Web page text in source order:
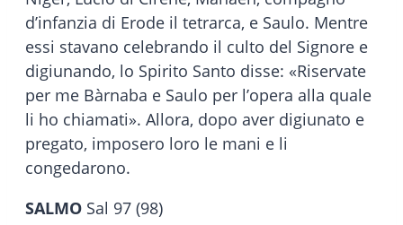
d’infanzia di Erode il tetrarca, e Saulo. Mentre
essi stavano celebrando il culto del Signore e
digiunando, lo Spirito Santo disse: «Riservate
per me Bàrnaba e Saulo per l’opera alla quale
li ho chiamati». Allora, dopo aver digiunato e
pregato, imposero loro le mani e li
congedarono.
SALMO Sal 97 (98)